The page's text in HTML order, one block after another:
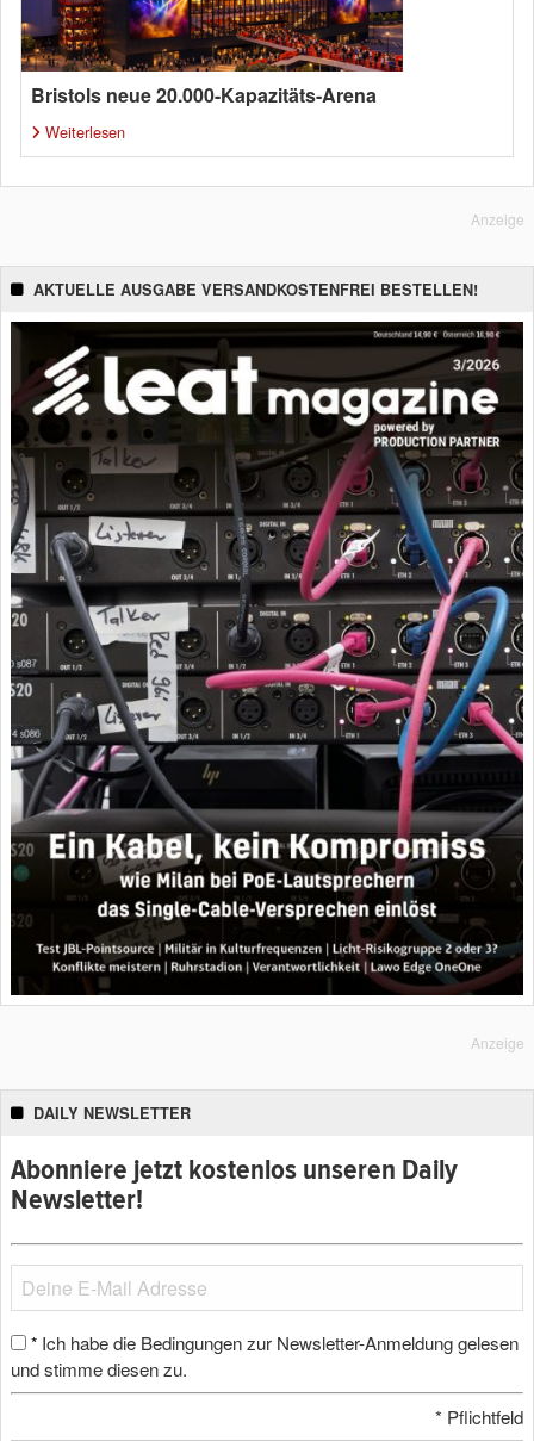
Bristols neue 20.000-Kapazitäts-Arena
Weiterlesen
Anzeige
AKTUELLE AUSGABE VERSANDKOSTENFREI BESTELLEN!
Anzeige
DAILY NEWSLETTER
Abonniere jetzt kostenlos unseren Daily
Newsletter!
* Ich habe die Bedingungen zur Newsletter-Anmeldung gelesen
und stimme diesen zu.
* Pflichtfeld